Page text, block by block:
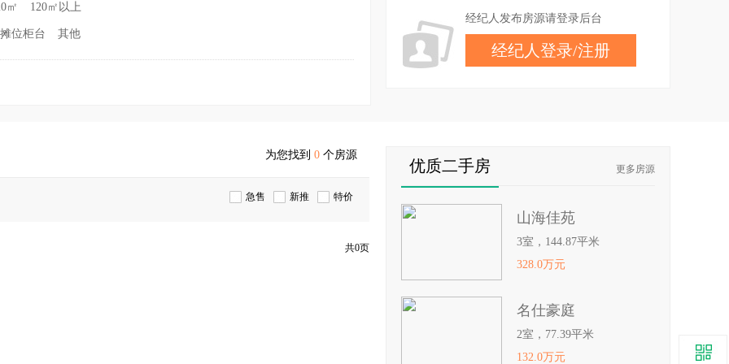
㎡ 120㎡以上
摊位柜台 其他
经纪人发布房源请登录后台
经纪人登录/注册
为您找到 0 个房源
急售 新推 特价
共0页
优质二手房 更多房源
山海佳苑
3室，144.87平米
328.0万元
名仕豪庭
2室，77.39平米
132.0万元